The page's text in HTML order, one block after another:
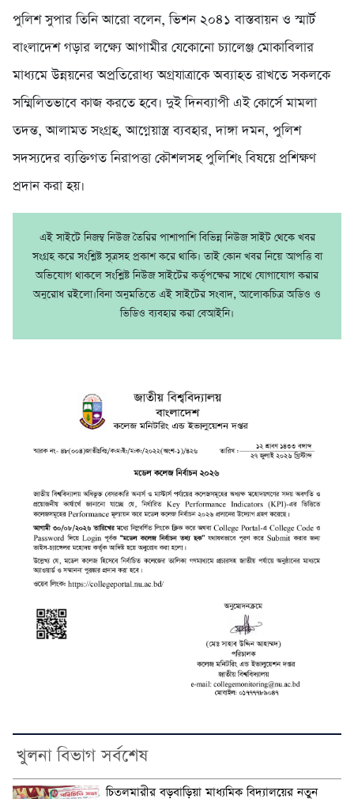
পুলিশ সুপার তিনি আরো বলেন, ভিশন ২০৪১ বাস্তবায়ন ও স্মার্ট
বাংলাদেশ গড়ার লক্ষ্যে আগামীর যেকোনো চ্যালেঞ্জ মোকাবিলার
মাধ্যমে উন্নয়নের অপ্রতিরোধ্য অগ্রযাত্রাকে অব্যাহত রাখতে সকলকে
সম্মিলিতভাবে কাজ করতে হবে। দুই দিনব্যাপী এই কোর্সে মামলা
তদন্ত, আলামত সংগ্রহ, আগ্নেয়াস্ত্র ব্যবহার, দাঙ্গা দমন, পুলিশ
সদস্যদের ব্যক্তিগত নিরাপত্তা কৌশলসহ পুলিশিং বিষয়ে প্রশিক্ষণ
প্রদান করা হয়।
এই সাইটে নিজম্ব নিউজ তৈরির পাশাপাশি বিভিন্ন নিউজ সাইট থেকে খবর
সংগ্রহ করে সংশ্লিষ্ট সূত্রসহ প্রকাশ করে থাকি। তাই কোন খবর নিয়ে আপত্তি বা
অভিযোগ থাকলে সংশ্লিষ্ট নিউজ সাইটের কর্তৃপক্ষের সাথে যোগাযোগ করার
অনুরোধ রইলো।বিনা অনুমতিতে এই সাইটের সংবাদ, আলোকচিত্র অডিও ও
ভিডিও ব্যবহার করা বেআইনি।
খুলনা বিভাগ সর্বশেষ
চিতলমারীর বড়বাড়িয়া মাধ্যমিক বিদ্যালয়ের নতুন